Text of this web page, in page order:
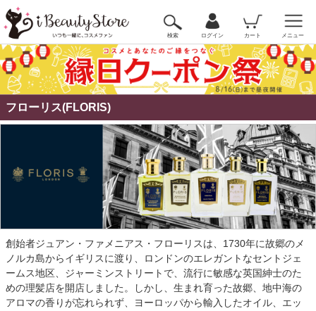
検索 ログイン カート メニュー
フローリス(FLORIS)
創始者ジュアン・ファメニアス・フローリスは、1730年に故郷のメ
ノルカ島からイギリスに渡り、ロンドンのエレガントなセントジェ
ームス地区、ジャーミンストリートで、流行に敏感な英国紳士のた
めの理髪店を開店しました。しかし、生まれ育った故郷、地中海の
アロマの香りが忘れられず、ヨーロッパから輸入したオイル、エッ